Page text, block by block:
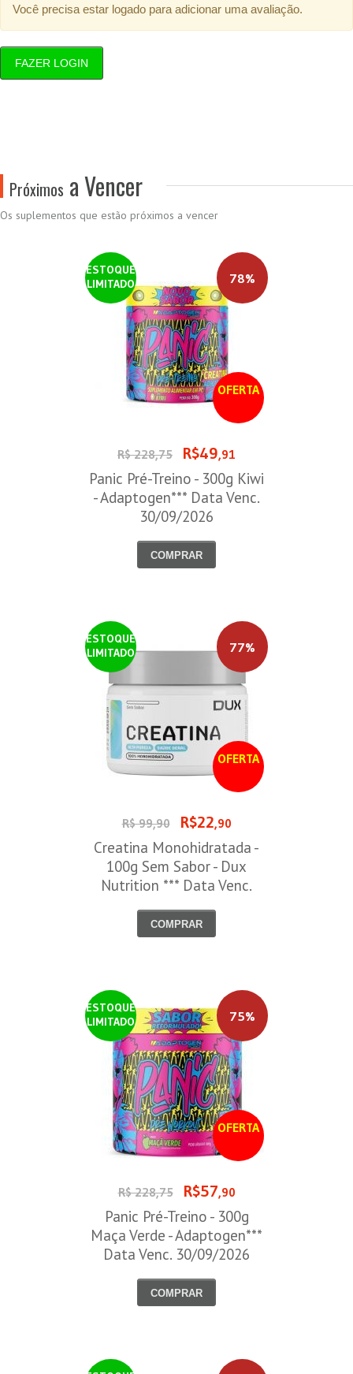
Você precisa estar logado para adicionar uma avaliação.
FAZER LOGIN
Próximos a Vencer
Os suplementos que estão próximos a vencer
ESTOQUE
LIMITADO
OFERTA
78%
R$ 228,75 R$49,91
Panic Pré-Treino - 300g Kiwi
- Adaptogen*** Data Venc.
30/09/2026
COMPRAR
ESTOQUE
LIMITADO
OFERTA
77%
R$ 99,90 R$22,90
Creatina Monohidratada -
100g Sem Sabor - Dux
Nutrition *** Data Venc.
COMPRAR
ESTOQUE
LIMITADO
OFERTA
75%
R$ 228,75 R$57,90
Panic Pré-Treino - 300g
Maça Verde - Adaptogen***
Data Venc. 30/09/2026
COMPRAR